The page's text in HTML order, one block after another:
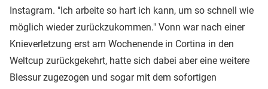
Instagram. "Ich arbeite so hart ich kann, um so schnell wie
möglich wieder zurückzukommen." Vonn war nach einer
Knieverletzung erst am Wochenende in Cortina in den
Weltcup zurückgekehrt, hatte sich dabei aber eine weitere
Blessur zugezogen und sogar mit dem sofortigen